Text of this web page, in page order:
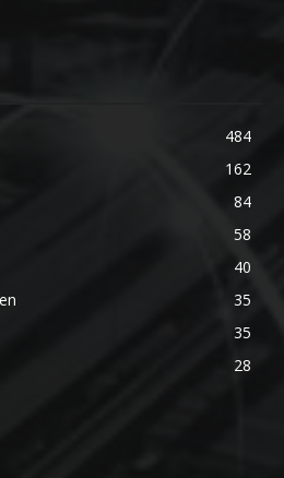
484
162
84
58
40
35
35
28